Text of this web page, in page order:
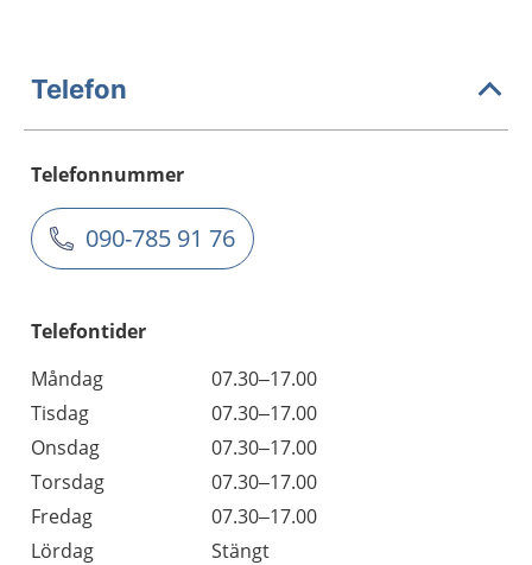
Telefon
Telefonnummer
090-785 91 76
Telefontider
Måndag
07.30–17.00
Tisdag
07.30–17.00
Onsdag
07.30–17.00
Torsdag
07.30–17.00
Fredag
07.30–17.00
Lördag
Stängt